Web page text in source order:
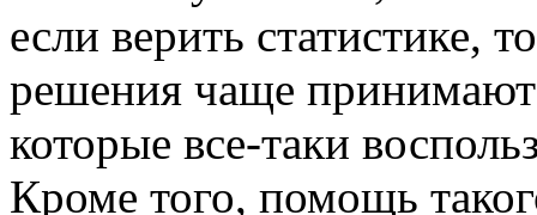
если верить статистике,
решения чаще
которые все-таки
Кроме того, помощь